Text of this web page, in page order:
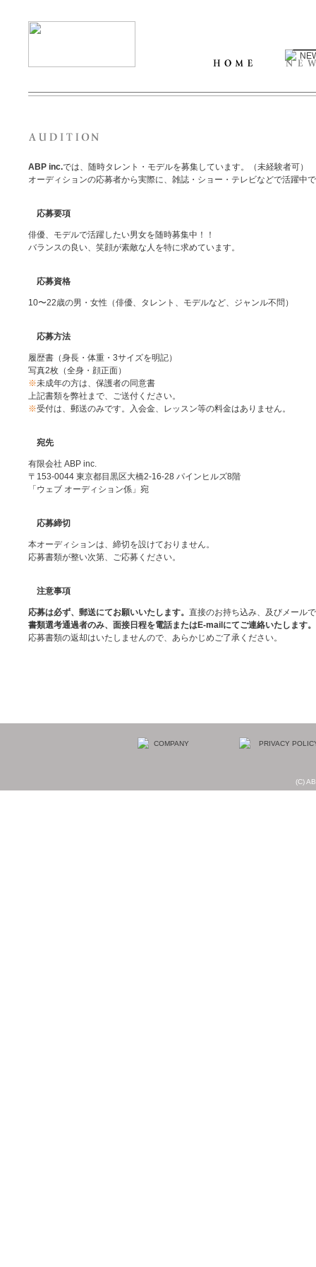
ABP inc.では、随時タレント・モデルを募集しています。（未経験者可）
オーディションの応募者から実際に、雑誌・ショー・テレビなどで活躍中
応募要項
俳優、モデルで活躍したい男女を随時募集中！！
バランスの良い、笑顔が素敵な人を特に求めています。
応募資格
10〜22歳の男・女性（俳優、タレント、モデルなど、ジャンル不問）
応募方法
履歴書（身長・体重・3サイズを明記）
写真2枚（全身・顔正面）
※未成年の方は、保護者の同意書
上記書類を弊社まで、ご送付ください。
※受付は、郵送のみです。入会金、レッスン等の料金はありません。
宛先
有限会社 ABP inc.
〒153-0044 東京都目黒区大橋2-16-28 パインヒルズ8階
「ウェブ オーディション係」宛
応募締切
本オーディションは、締切を設けておりません。
応募書類が整い次第、ご応募ください。
注意事項
応募は必ず、郵送にてお願いいたします。 直接のお持ち込み、及びメール
書類選考通過者のみ、面接日程を電話またはE-mailにてご連絡いたします。
応募書類の返却はいたしませんので、あらかじめご了承ください。
(C)